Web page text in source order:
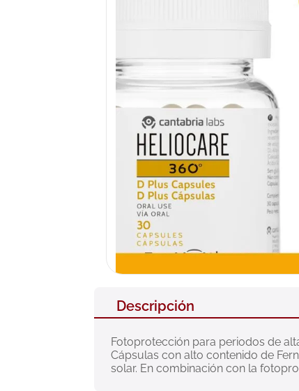
Descripción
Fotoprotección para periodos de
Cápsulas con alto contenido de
solar. En combinación con la
10